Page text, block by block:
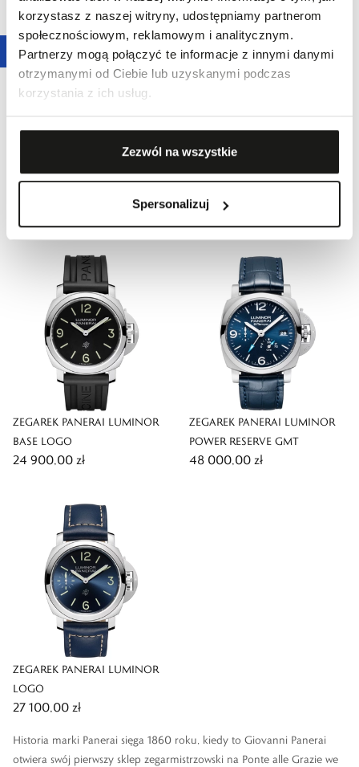
korzystasz z naszej witryny, udostępniamy partnerom
społecznościowym, reklamowym i analitycznym.
Partnerzy mogą połączyć te informacje z innymi danymi
otrzymanymi od Ciebie lub uzyskanymi podczas
korzystania z ich usług.
Zezwól na wszystkie
Spersonalizuj
ZEGAREK PANERAI RADIOMIR
ZEGAREK PANERAI LUMINOR 8
34 500,00 zł
ZEGAREK PANERAI LUMINOR
BASE LOGO
24 900,00 zł
ZEGAREK PANERAI LUMINOR
POWER RESERVE GMT
48 000,00 zł
ZEGAREK PANERAI LUMINOR
LOGO
27 100,00 zł
Historia marki Panerai sięga 1860 roku, kiedy to Giovanni Panerai
otwiera swój pierwszy sklep zegarmistrzowski na Ponte alle Grazie we